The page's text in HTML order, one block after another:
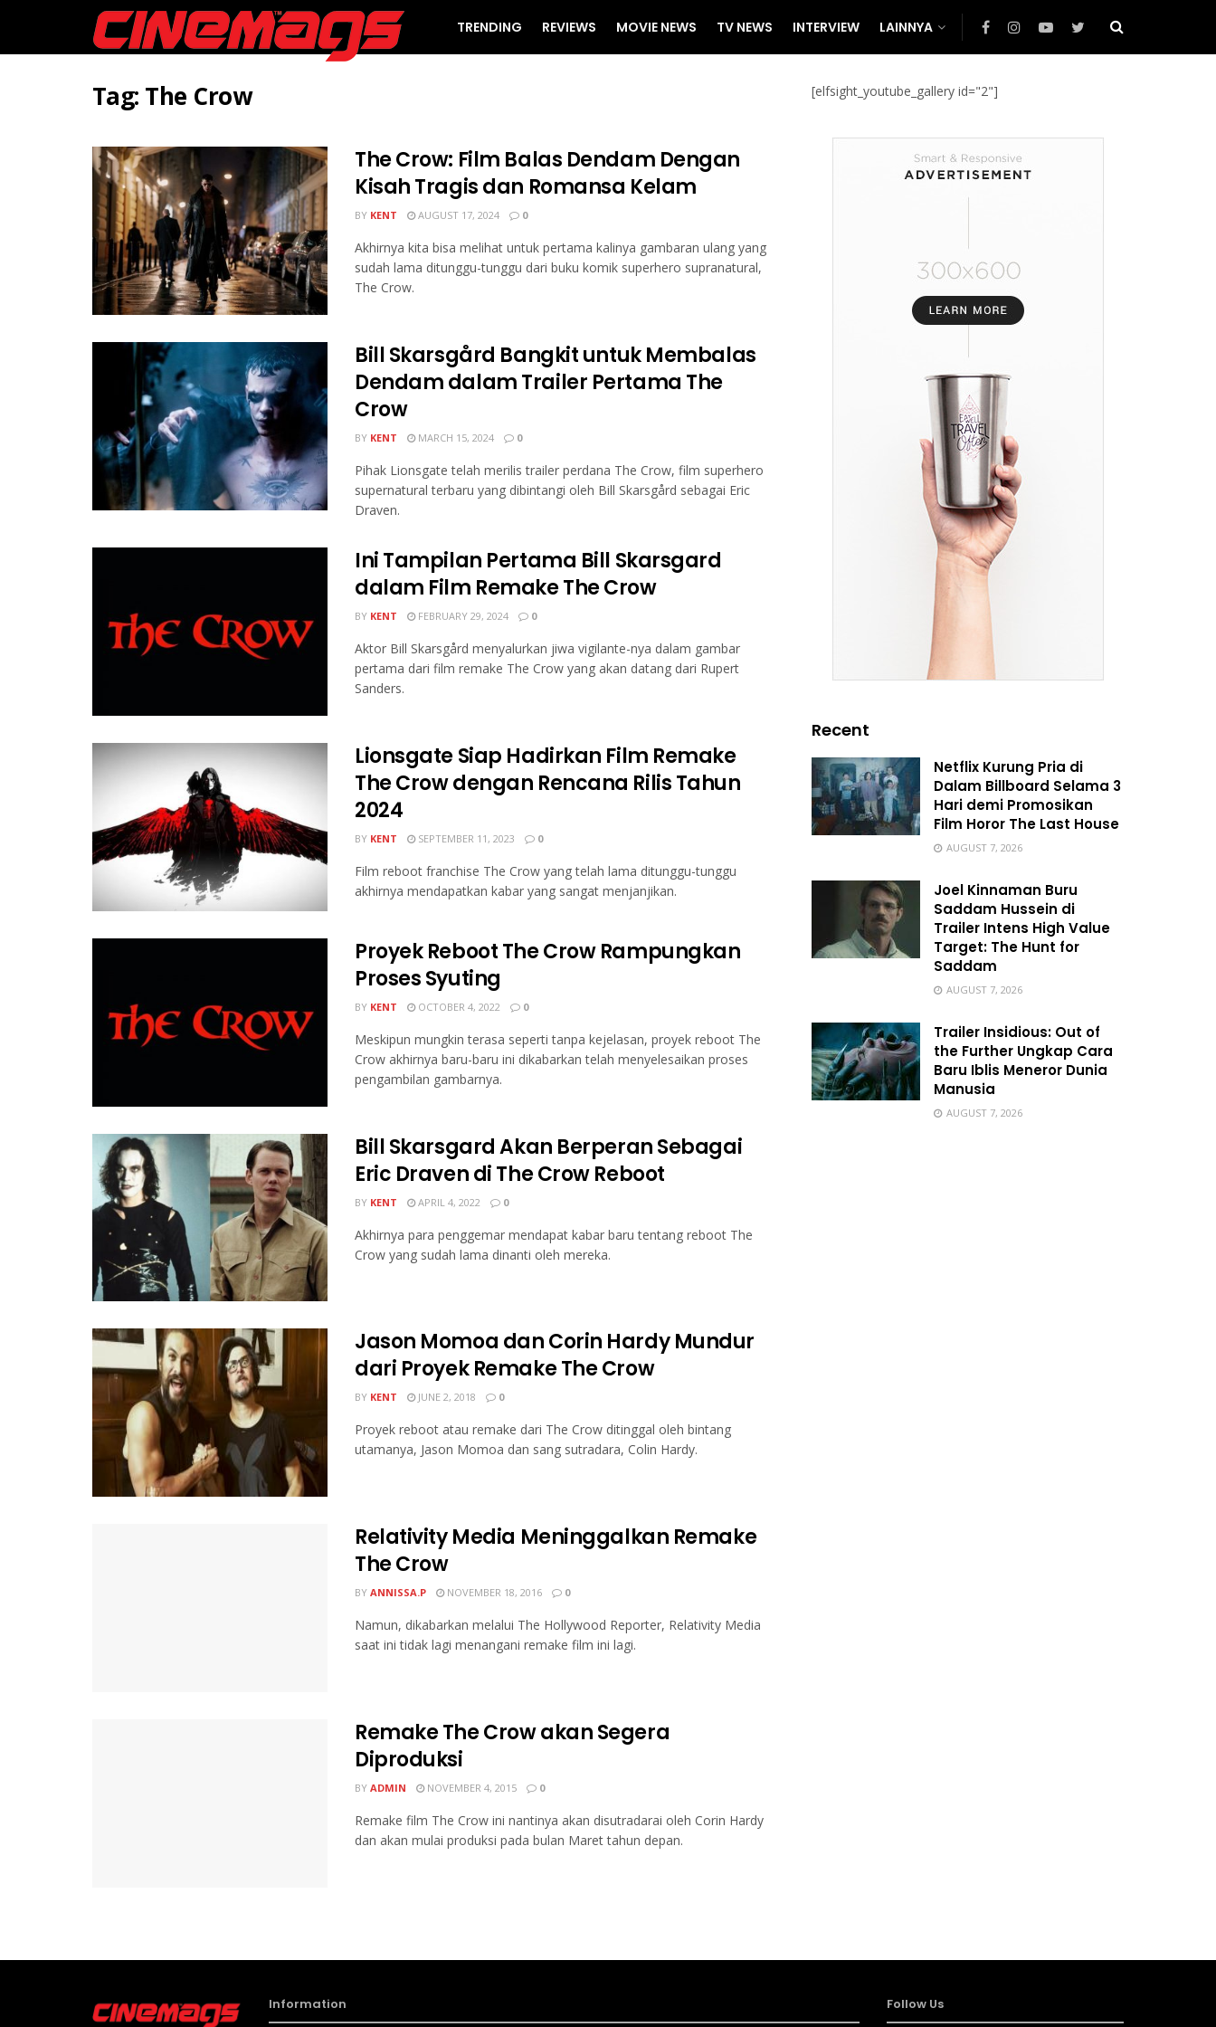
TRENDING REVIEWS MOVIE NEWS TV NEWS INTERVIEW LAINNYA
Tag: The Crow
The Crow: Film Balas Dendam Dengan
Kisah Tragis dan Romansa Kelam
BY KENT AUGUST 17, 2024 0
Akhirnya kita bisa melihat untuk pertama kalinya gambaran ulang yang
sudah lama ditunggu-tunggu dari buku komik superhero supranatural,
The Crow.
Bill Skarsgård Bangkit untuk Membalas
Dendam dalam Trailer Pertama The
Crow
BY KENT MARCH 15, 2024 0
Pihak Lionsgate telah merilis trailer perdana The Crow, film superhero
supernatural terbaru yang dibintangi oleh Bill Skarsgård sebagai Eric
Draven.
Ini Tampilan Pertama Bill Skarsgard
dalam Film Remake The Crow
BY KENT FEBRUARY 29, 2024 0
Aktor Bill Skarsgård menyalurkan jiwa vigilante-nya dalam gambar
pertama dari film remake The Crow yang akan datang dari Rupert
Sanders.
Lionsgate Siap Hadirkan Film Remake
The Crow dengan Rencana Rilis Tahun
2024
BY KENT SEPTEMBER 11, 2023 0
Film reboot franchise The Crow yang telah lama ditunggu-tunggu
akhirnya mendapatkan kabar yang sangat menjanjikan.
Proyek Reboot The Crow Rampungkan
Proses Syuting
BY KENT OCTOBER 4, 2022 0
Meskipun mungkin terasa seperti tanpa kejelasan, proyek reboot The
Crow akhirnya baru-baru ini dikabarkan telah menyelesaikan proses
pengambilan gambarnya.
Bill Skarsgard Akan Berperan Sebagai
Eric Draven di The Crow Reboot
BY KENT APRIL 4, 2022 0
Akhirnya para penggemar mendapat kabar baru tentang reboot The
Crow yang sudah lama dinanti oleh mereka.
Jason Momoa dan Corin Hardy Mundur
dari Proyek Remake The Crow
BY KENT JUNE 2, 2018 0
Proyek reboot atau remake dari The Crow ditinggal oleh bintang
utamanya, Jason Momoa dan sang sutradara, Colin Hardy.
Relativity Media Meninggalkan Remake
The Crow
BY ANNISSA.P NOVEMBER 18, 2016 0
Namun, dikabarkan melalui The Hollywood Reporter, Relativity Media
saat ini tidak lagi menangani remake film ini lagi.
Remake The Crow akan Segera
Diproduksi
BY ADMIN NOVEMBER 4, 2015 0
Remake film The Crow ini nantinya akan disutradarai oleh Corin Hardy
dan akan mulai produksi pada bulan Maret tahun depan.
[elfsight_youtube_gallery id="2"]
Recent
Netflix Kurung Pria di
Dalam Billboard Selama 3
Hari demi Promosikan
Film Horor The Last House
AUGUST 7, 2026
Joel Kinnaman Buru
Saddam Hussein di
Trailer Intens High Value
Target: The Hunt for
Saddam
AUGUST 7, 2026
Trailer Insidious: Out of
the Further Ungkap Cara
Baru Iblis Meneror Dunia
Manusia
AUGUST 7, 2026
Information Follow Us